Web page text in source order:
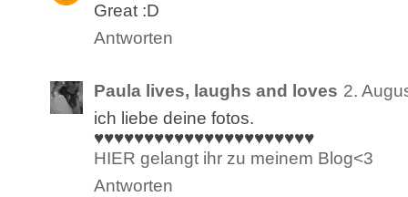
Great :D
Antworten
Paula lives, laughs and loves 2.
ich liebe deine fotos.
♥♥♥♥♥♥♥♥♥♥♥♥♥♥♥♥♥♥♥♥♥♥
HIER gelangt ihr zu meinem Blog<3
Antworten